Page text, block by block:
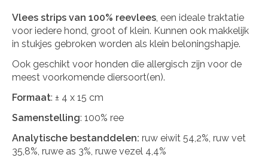
Vlees strips van 100% reevlees, een ideale traktatie
voor iedere hond, groot of klein. Kunnen ook makkelijk
in stukjes gebroken worden als klein beloningshapje.
Ook geschikt voor honden die allergisch zijn voor de
meest voorkomende diersoort(en).
Formaat: ± 4 x 15 cm
Samenstelling: 100% ree
Analytische bestanddelen: ruw eiwit 54,2%, ruw vet
35,8%, ruwe as 3%, ruwe vezel 4,4%